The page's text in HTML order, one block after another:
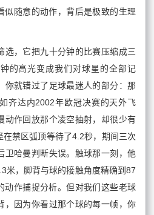
随意的动作，背后是极致的生理
选，它把九十分钟的比赛压缩成三
的高光变成我们对球星的全部记
你就错过了足球最迷人的部分：那
齐达内2002年欧冠决赛的天外飞
动作回放那个凌空抽射，却很少有
在禁区弧顶等待了4.2秒，期间三次
卫哈曼判断失误。触球那一刻，他
米，脚背与球的接触角度精确到87
作捕捉分析。但对我们这些老球
，因为你看过那个球的每一帧，你